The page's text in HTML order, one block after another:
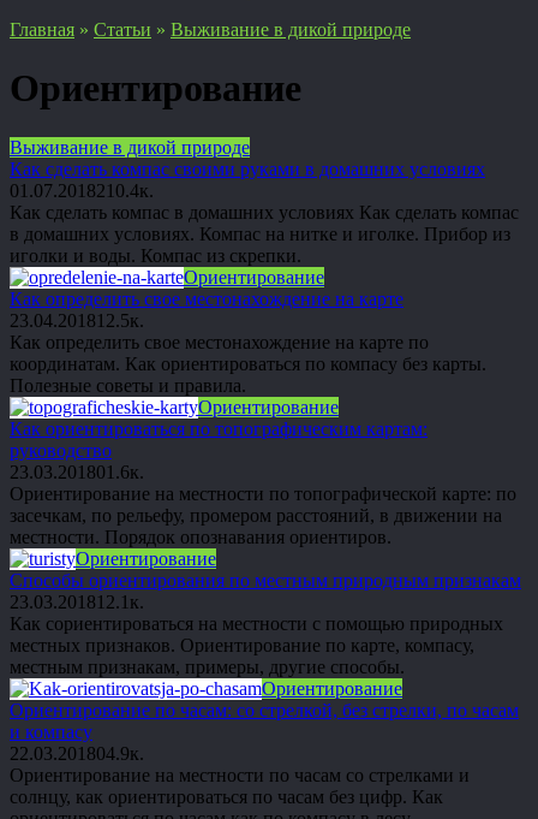
Главная » Статьи » Выживание в дикой природе
Ориентирование
Выживание в дикой природе
Как сделать компас своими руками в домашних условиях
01.07.2018210.4к.
Как сделать компас в домашних условиях Как сделать компас
в домашних условиях. Компас на нитке и иголке. Прибор из
иголки и воды. Компас из скрепки.
Ориентирование
Как определить свое местонахождение на карте
23.04.20181 2.5к.
Как определить свое местонахождение на карте по
координатам. Как ориентироваться по компасу без карты.
Полезные советы и правила.
Ориентирование
Как ориентироваться по топографическим картам:
руководство
23.03.201801.6к.
Ориентирование на местности по топографической карте: по
засечкам, по рельефу, промером расстояний, в движении на
местности. Порядок опознавания ориентиров.
Ориентирование
Способы ориентирования по местным природным признакам
23.03.20181 2.1к.
Как сориентироваться на местности с помощью природных
местных признаков. Ориентирование по карте, компасу,
местным признакам, примеры, другие способы.
Ориентирование
Ориентирование по часам: со стрелкой, без стрелки, по часам
и компасу
22.03.201804.9к.
Ориентирование на местности по часам со стрелками и
солнцу, как ориентироваться по часам без цифр. Как